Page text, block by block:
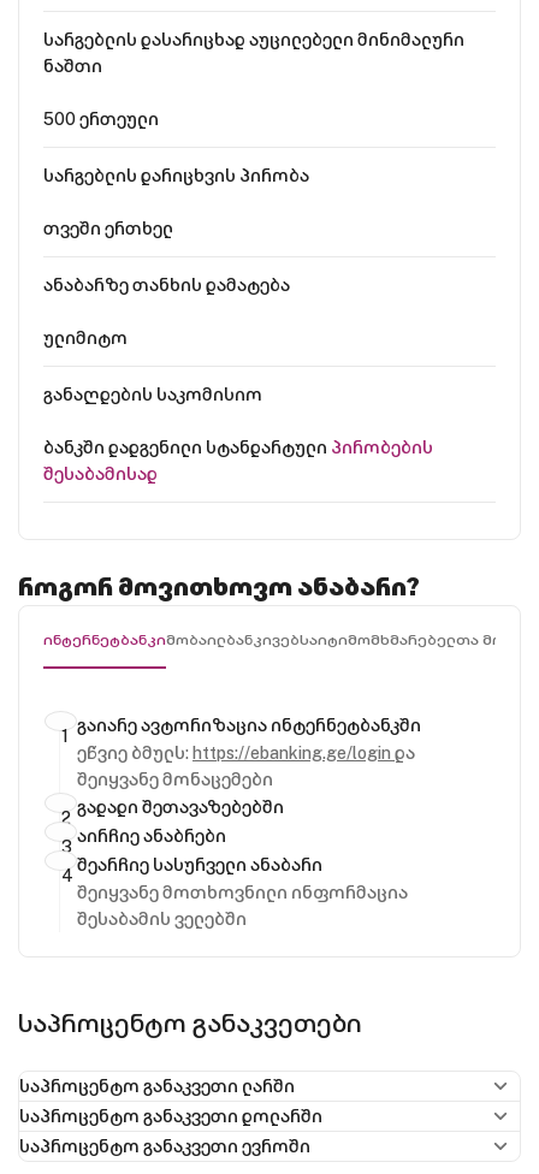
სარგებლის დასარიცხად აუცილებელი მინიმალური
ნაშთი
500 ერთეული
სარგებლის დარიცხვის პირობა
თვეში ერთხელ
ანაბარზე თანხის დამატება
ულიმიტო
განაღდების საკომისიო
ბანკში დადგენილი სტანდარტული პირობების
შესაბამისად
როგორ მოვითხოვო ანაბარი?
ინტერნეტბანკიმობაილბანკივებსაიტიმომხმარებელთა
გაიარე ავტორიზაცია ინტერნეტბანკში
ეწვიე ბმულს: https://ebanking.ge/login და
შეიყვანე მონაცემები
გადადი შეთავაზებებში
აირჩიე ანაბრები
შეარჩიე სასურველი ანაბარი
Შეიყვანე მოთხოვნილი ინფორმაცია
შესაბამის ველებში
საპროცენტო განაკვეთები
საპროცენტო განაკვეთი ლარში
საპროცენტო განაკვეთი დოლარში
საპროცენტო განაკვეთი ევროში